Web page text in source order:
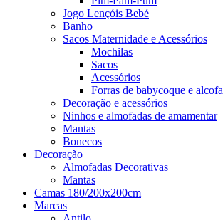
Jogo Lençóis Bebé
Banho
Sacos Maternidade e Acessórios
Mochilas
Sacos
Acessórios
Forras de babycoque e alcofa
Decoração e acessórios
Ninhos e almofadas de amamentar
Mantas
Bonecos
Decoração
Almofadas Decorativas
Mantas
Camas 180/200x200cm
Marcas